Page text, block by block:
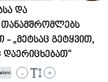
და
თანამშრომლებს
„მეტსაც გეტყვით,
- +